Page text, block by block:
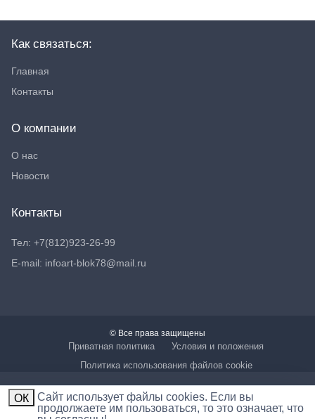
Как связаться:
Главная
Контакты
О компании
О нас
Новости
Контакты
Тел: +7(812)923-26-99
E-mail: infoart-blok78@mail.ru
© Все права защищены
Приватная политика
Условия и положения
Политика использования файлов cookie
ОК
Cайт использует файлы cookies. Если вы
продолжаете им пользоваться, то это означает, что